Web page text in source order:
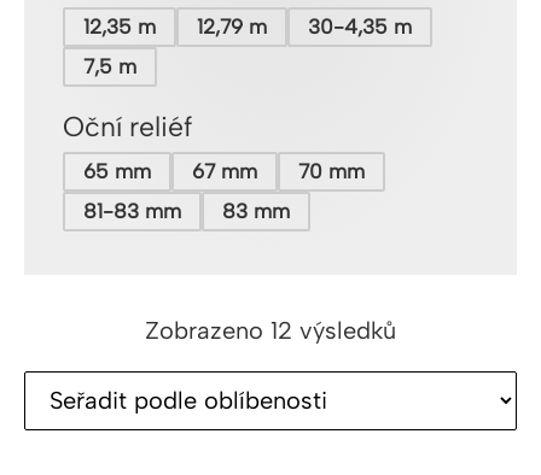
12,35 m 12,79 m
30-4,35 m
7,5 m
Oční reliéf
65 mm 67 mm
70 mm
81-83 mm
83 mm
Zobrazeno 12 výsledků
oblíbenosti